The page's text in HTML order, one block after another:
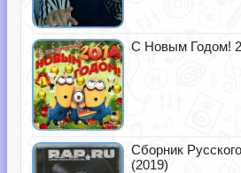
С Новым Годом!
Сборник
(2019)